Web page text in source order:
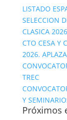
LISTADO
SELECCION
CLASICA 2026
CTO CESA Y
2026.
TREC
Y
Próximos